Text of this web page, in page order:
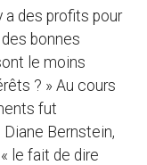
a des profits pour
bonnes
le moins
? » Au cours
fut
Bernstein,
le fait de dire